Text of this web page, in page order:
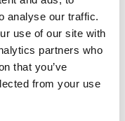
analyse our traffic.
use of our site with
partners who
that you’ve
from your use
voor de